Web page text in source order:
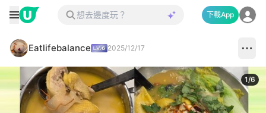
下載App
Eatlifebalance 2025/12/17
1/6